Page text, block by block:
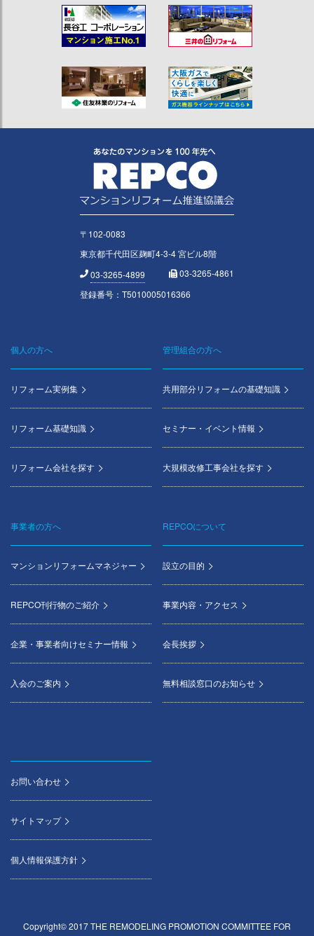
〒102-0083
東京都千代田区麹町4-3-4 宮ビル8階
03-3265-4899
03-3265-4861
登録番号：T5010005016366
Footer
menu
個人の方へ
リフォーム実例集
リフォーム基礎知識
リフォーム会社を探す
管理組合の方へ
共用部分リフォームの基礎知識
セミナー・イベント情報
大規模改修工事会社を探す
事業者の方へ
マンションリフォームマネジャー
REPCO刊行物のご紹介
企業・事業者向けセミナー情報
入会のご案内
REPCOについて
設立の目的
事業内容・アクセス
会長挨拶
無料相談窓口のお知らせ
お問い合わせ
サイトマップ
個人情報保護方針
Copyright© 2017 THE REMODELING PROMOTION COMMITTEE FOR